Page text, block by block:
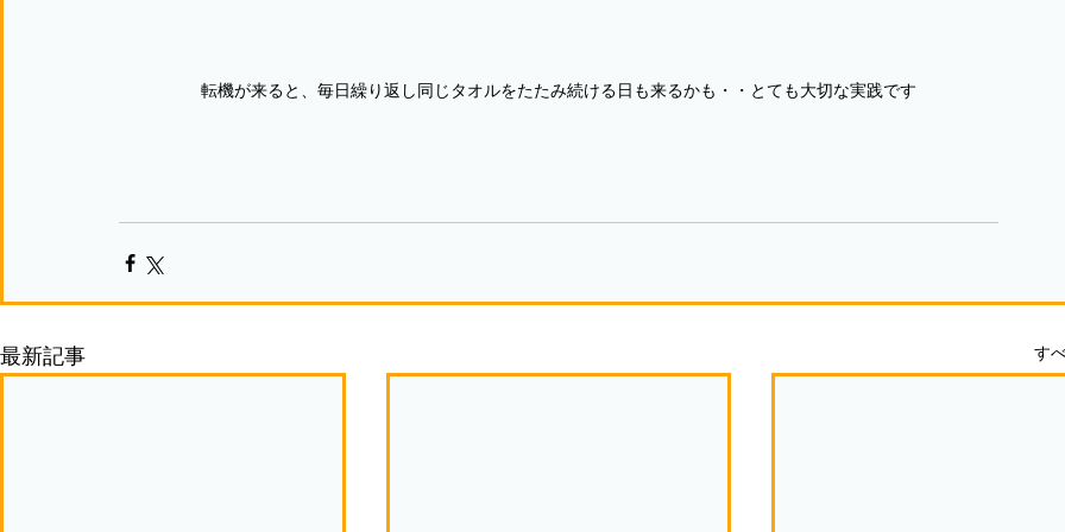
転機が来ると、毎日繰り返し同じタオルをたたみ続ける日も来るかも・・とても大切な実践です
最新記事 す